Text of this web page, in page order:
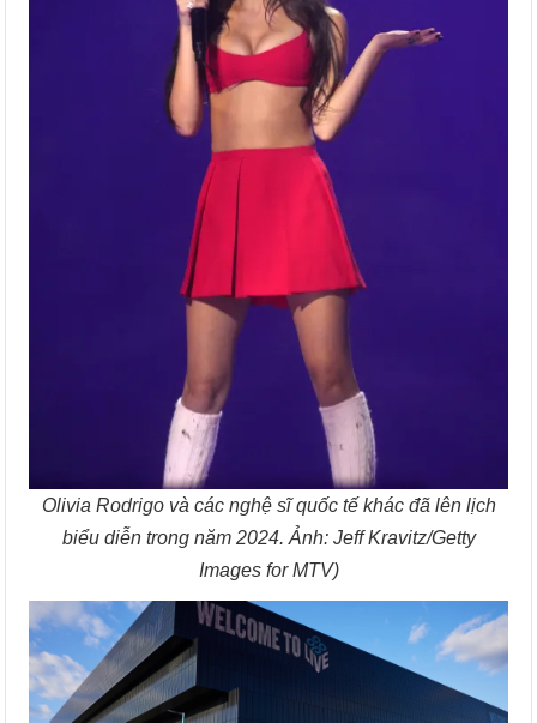
Olivia Rodrigo và các nghệ sĩ quốc tế khác đã lên lịch
biểu diễn trong năm 2024. Ảnh: Jeff Kravitz/Getty
Images for MTV)